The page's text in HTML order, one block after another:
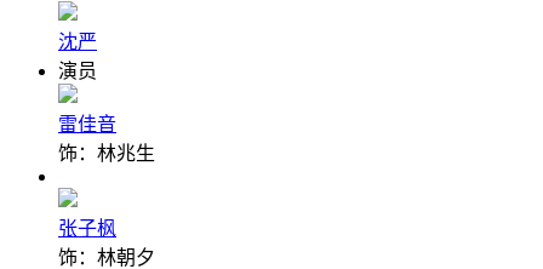
沈严
演员
雷佳音
饰：林兆生
张子枫
饰：林朝夕